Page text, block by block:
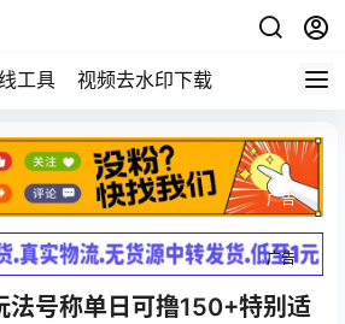
工具 视频去水印下载
广告
广告
法号称单日可撸150+特别适